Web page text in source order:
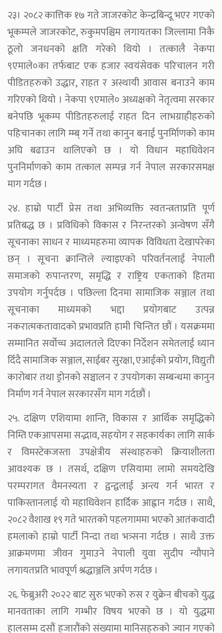
२३। २०८२ कात्तिक १७ गते जाजरकोट केन्द्रबिन्दू भएर गएको
भूकम्पले जाजरकोट, रुकुमपश्चिम लगायतका जिल्लामा निकै
ठूलो जनधनको क्षति गरेको थियो । तत्कालै नेकपा
९एमाले०का तर्फबाट एक हजार स्वयंसेवक परिचालन गरी
पीडितहरुको उद्धार, राहत र अस्थायी आवास बनाउने काम
गरिएको थियो । नेकपा ९एमाले० अध्यक्षको नेतृत्वमा सरकार
बनेपछि भूकम्प पीडितहरुलाई राहत दिन लाभग्राहीहरुको
पहिचानका लागि म्म्ब् गर्ने तथा कानुन बनाई पुनर्मिाणको काम
अघि बढाउन थालिएको छ । यो विधान महाधिवेशन
पुननिर्माणको काम तत्काल सम्पन्न गर्न नेपाल सरकारसमक्ष
माग गर्दछ ।
२४. हाम्रो पार्टी प्रेस तथा अभिव्यक्ति स्वतन्त्रताप्रति पूर्ण
प्रतिबद्ध छ । प्रविधिको विकास र निरन्तरको अन्वेषण सँगै
सूचनाका साधन र माध्यमहरुमा व्यापक विविधता देखापरेका
छन् । सूचना क्रान्तिले ल्याइएको परिवर्तनलाई नेपाली
समाजको रुपान्तरण, समृद्धि र राष्ट्रिय एकताको हितमा
उपयोग गर्नुपर्दछ । पछिल्ला दिनमा सामाजिक सञ्जाल तथा
सूचनाका माध्यमको भद्दा प्रयोगबाट उत्पन्न
नकरात्मकतावादको प्रभावप्रति हामी चिन्तित छौं । यसक्रममा
सम्मानित सर्वोच्च अदालतले दिएका निर्देशन समेतलाई ध्यान
दिँदै सामाजिक सञ्जाल, साईबर सुरक्षा, एआईको प्रयोग, विद्युती
कारोबार तथा ड्रोनको सञ्चालन र उपयोगका सम्बन्धमा कानुन
निर्माण गर्न नेपाल सरकारसँग माग गर्दछौं ।
२५. दक्षिण एशियामा शान्ति, विकास र आर्थिक समृद्धिको
निम्ति एकआपसमा सद्भाव, सहयोग र सहकार्यका लागि सार्क
र विमस्टेकजस्ता उपक्षेत्रीय संस्थाहरुको क्रियाशीलता
आवश्यक छ । तसर्थ, दक्षिण एसियामा लामो समयदेखि
परम्परागत वैमनस्यता र द्वन्द्वलाई अन्त्य गर्न भारत र
पाकिस्तानलाई यो महाधिवेशन हार्दिक आह्वान गर्दछ । साथै,
२०८२ वैशाख १९ गते भारतको पहलगाममा भएको आतंकवादी
हमलाको हाम्रो पार्टी निन्दा तथा भत्र्सना गर्दछ । साथै उक्त
आक्रमणमा जीवन गुमाउने नेपाली युवा सुदीप न्यौपाने
लगायतप्रति भावपूर्ण श्रद्धाञ्जलि अर्पण गर्दछ ।
२६. फेब्रुअरी २०२२ बाट सुरु भएको रुस र युक्रेन बीचको युद्ध
मानवताका लागि गम्भीर विषय भएको छ । यो युद्धमा
हालसम्म दसौं हजारौंको संख्यामा मानिसहरुको ज्यान गएको